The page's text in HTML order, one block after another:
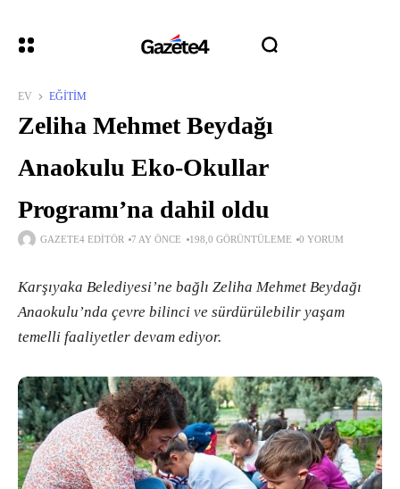
EV EĞITIM
Zeliha Mehmet Beydağı
Anaokulu Eko-Okullar
Programı’na dahil oldu
GAZETE4 EDITÖR 7 AY ÖNCE 198,0 GÖRÜNTÜLEME 0 YORUM
Karşıyaka Belediyesi’ne bağlı Zeliha Mehmet Beydağı
Anaokulu’nda çevre bilinci ve sürdürülebilir yaşam
temelli faaliyetler devam ediyor.